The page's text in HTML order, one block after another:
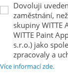
Dovoluji
zaměstnání,
skupiny WITTE
WITTE Paint
s.r.o.) jako
zpracovaly a
Více informací zde.